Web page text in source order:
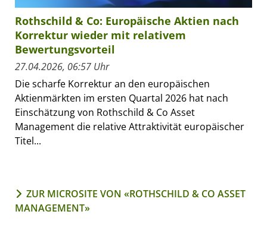
Rothschild & Co: Europäische Aktien nach
Korrektur wieder mit relativem
Bewertungsvorteil
27.04.2026, 06:57 Uhr
Die scharfe Korrektur an den europäischen
Aktienmärkten im ersten Quartal 2026 hat nach
Einschätzung von Rothschild & Co Asset
Management die relative Attraktivität europäischer
Titel...
ZUR MICROSITE VON «ROTHSCHILD & CO ASSET
MANAGEMENT»